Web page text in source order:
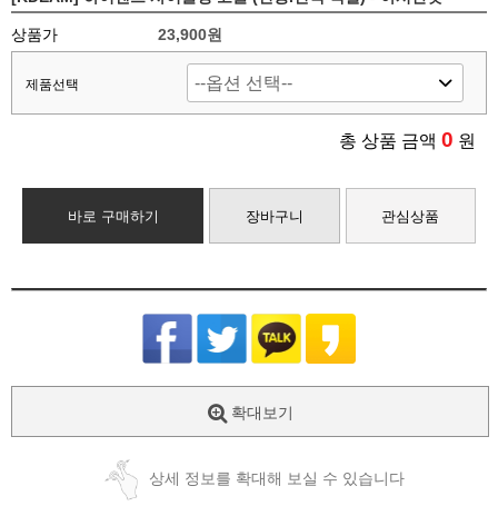
상품가 23,900원
제품선택
총 상품 금액 0 원
바로 구매하기 장바구니 관심상품
확대보기
상세 정보를 확대해 보실 수 있습니다